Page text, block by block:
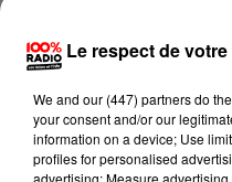
Le respect de
We and our (447) partnersdo
your consent and/or our
information on a device; Use
profiles for personalised
advertising; Measure